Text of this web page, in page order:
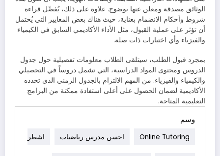
الوثائق مصدقة ومعلن عنها بوضوح. علاوة على ذلك، يُفضّل قراءة
شروط وأحكام الانضمام بعناية، حيث هناك بعض المعايير التي يُحتمل
أن تؤثر على عملية القبول، مثل الأداء الأكاديمي السابق في الكيمياء
والفيزياء وأي اختبارات ذات صلة.
بمجرد قبول الطلب، سيتلقى الطلاب معلومات تفصيلية حول جدول
الدروس ومحتوى المواد الدراسية، التي تشمل دروساً في التحصيلي
والكيمياء والفيزياء. من المهم الالتزام بالجدول الزمني الذي تحدده
الأكاديمية لضمان الحصول على أعلى استفادة ممكنة من البرامج
التعليمية المتاحة.
وسم
Online Tutoring احسن مدرس رياضيات اشطر